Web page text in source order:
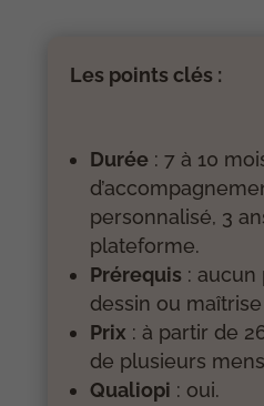
Les points clés :
Durée : 7 à 10
personnalisé, 3
plateforme.
Prérequis : aucun
dessin ou
Prix : à partir de
de plusieurs
Qualiopi : oui.